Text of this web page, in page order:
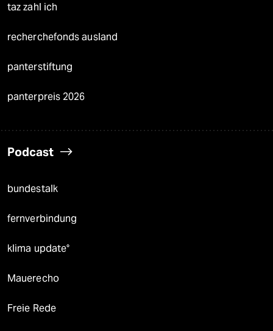
taz zahl ich
recherchefonds ausland
panterstiftung
panterpreis 2026
Podcast
bundestalk
fernverbindung
klima update°
Mauerecho
Freie Rede